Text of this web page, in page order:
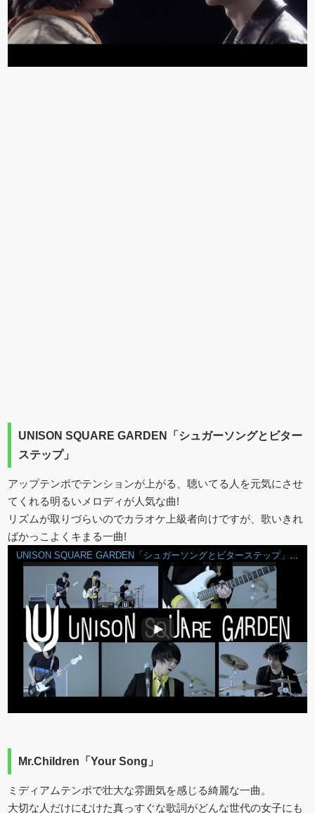
UNISON SQUARE GARDEN「シュガーソングとビター
ステップ」
アップテンポでテンションが上がる、聴いてる人を元気にさせ
てくれる明るいメロディが人気な曲!
リズムが取りづらいのでカラオケ上級者向けですが、歌いきれ
ばかっこよくキまる一曲!
Mr.Children「Your Song」
ミディアムテンポで壮大な雰囲気を感じる綺麗な一曲。
大切な人だけにむけた真っすぐな歌詞がどんな世代の女子にも